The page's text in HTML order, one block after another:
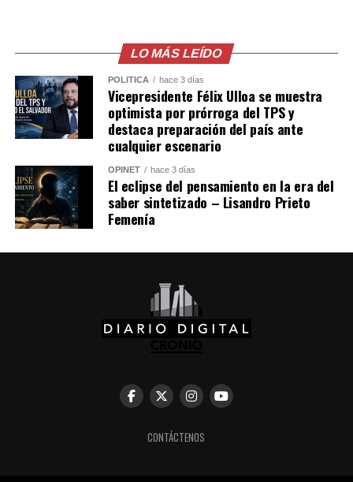
LO MÁS LEÍDO
POLÍTICA hace 3 días
Vicepresidente Félix Ulloa se muestra
optimista por prórroga del TPS y
destaca preparación del país ante
cualquier escenario
OPINET hace 3 días
El eclipse del pensamiento en la era del
saber sintetizado – Lisandro Prieto
Femenía
CONTÁCTENOS